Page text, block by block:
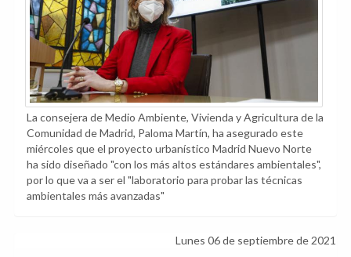
La consejera de Medio Ambiente, Vivienda y Agricultura de la
Comunidad de Madrid, Paloma Martín, ha asegurado este
miércoles que el proyecto urbanístico Madrid Nuevo Norte
ha sido diseñado "con los más altos estándares ambientales",
por lo que va a ser el "laboratorio para probar las técnicas
ambientales más avanzadas"
Lunes 06 de septiembre de 2021